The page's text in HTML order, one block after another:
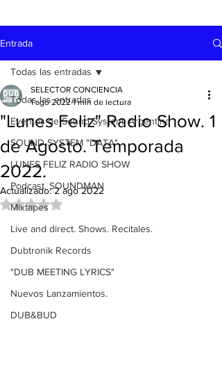
Entrada
Todas las entradas
Eventos de Sound System. Argentina
SOUND SYSTEM "DATA"
LUNES FELIZ RADIO SHOW
Podcast. SOUNDMAN
Mixtapes
Live and direct. Shows. Recitales.
Dubtronik Records
"DUB MEETING LYRICS"
Nuevos Lanzamientos.
DUB&BUD
Todas las entradas
"Lunes Feliz" Radio Show. 1
de Agosto. Temporada
2022.
SELECTOR CONCIENCIA
1 ago 2022 1 min de lectura
Actualizado:2 ago 2022
Obtuvo NaN de 5 estrellas.